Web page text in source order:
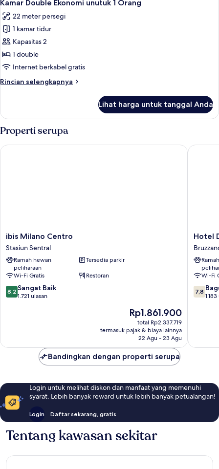
semua
foto
untuk
Kamar
Double
Ekonomi
1
Kamar Double Ekonomi unutuk 1 Orang
22 meter persegi
1 kamar tidur
Kapasitas 2
1 double
Internet berkabel gratis
Rincian selengkapnya
Rincian
Kamar
Double
Ekonomi
unutuk
1
Lihat harga untuk tanggal Anda
Properti serupa
ibis
Milano
Centro
Stasiun
Sentral
ibis Milano Centro
Stasiun Sentral
Ramah hewan
peliharaan
Tersedia parkir
Wi-Fi Gratis
Restoran
8.2
dari
8,2 Sangat Baik
1.721 ulasan
Harga
sekarang
Rp1.861.900
Rp1.861.900
total Rp2.337.719
termasuk pajak & biaya lainnya
22 Agu - 23 Agu
ibis Milano Centro
Hotel
Da
Vinci
Hotel
Wi-Fi
7.8
dari
7,8
Hotel
Bandingkan dengan properti serupa
Login untuk melihat diskon dan manfaat yang memenuhi
syarat. Lebih banyak reward untuk lebih banyak petualangan!
Login Daftar sekarang, gratis
Tentang kawasan sekitar